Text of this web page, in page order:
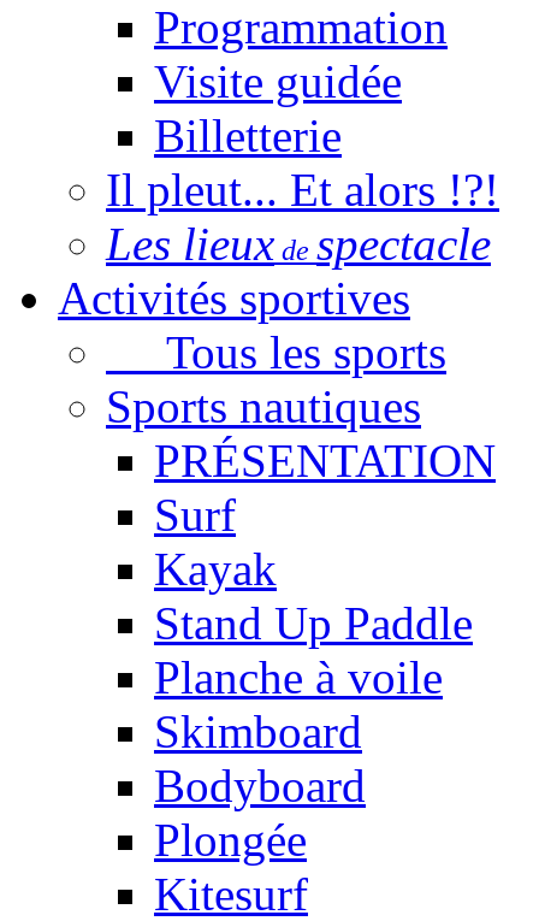
Programmation
Visite guidée
Billetterie
Il pleut... Et alors !?!
Les lieux de spectacle
Activités sportives
Tous les sports
Sports nautiques
PRÉSENTATION
Surf
Kayak
Stand Up Paddle
Planche à voile
Skimboard
Bodyboard
Plongée
Kitesurf